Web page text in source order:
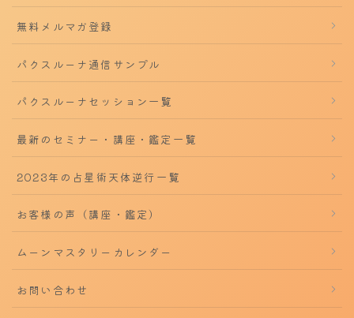
無料メルマガ登録
パクスルーナ通信サンプル
パクスルーナセッション一覧
最新のセミナー・講座・鑑定一覧
2023年の占星術天体逆行一覧
お客様の声（講座・鑑定）
ムーンマスタリーカレンダー
お問い合わせ